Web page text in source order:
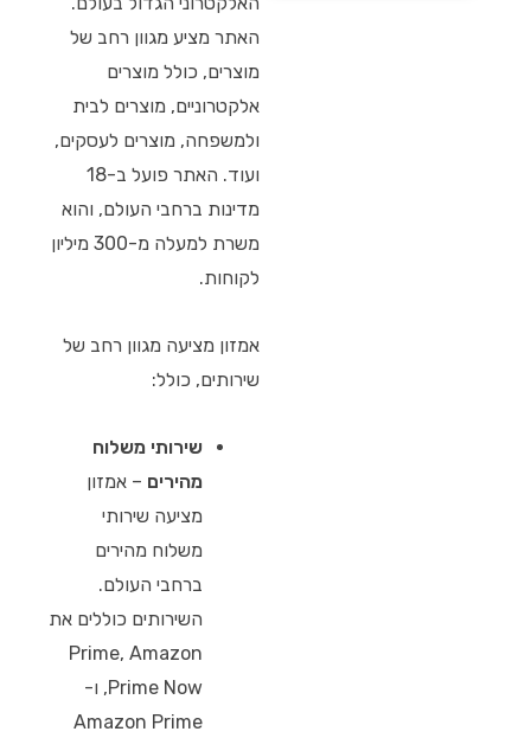
האתר מציע מגוון רחב של
מוצרים, כולל מוצרים
אלקטרוניים, מוצרים לבית
ולמשפחה, מוצרים לעסקים,
ועוד. האתר פועל ב-18
מדינות ברחבי העולם, והוא
משרת למעלה מ-300 מיליון
לקוחות.
אמזון מציעה מגוון רחב של
שירותים, כולל:
שירותי משלוח
מהירים – אמזון
מציעה שירותי
משלוח מהירים
ברחבי העולם.
השירותים כוללים את
Prime, Amazon
Prime Now, ו-
Amazon Prime